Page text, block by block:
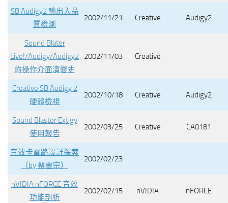
SB Audigy2 輸出入品
質檢測
2002/11/21 Creative Audigy2
Sound Blater
Live!/Audigy/Audigy2
的操作介面演變史
2002/11/03 Creative
Creative SB Audigy 2
硬體檢視
2002/10/18 Creative Audigy2
Sound Blaster Extigy
使用報告
2002/03/25 Creative CA0181
音效卡電路設計探索
（by 蔡書宗）
2002/02/23
nVIDIA nFORCE 音效
功能剖析
2002/02/15 nVIDIA nFORCE